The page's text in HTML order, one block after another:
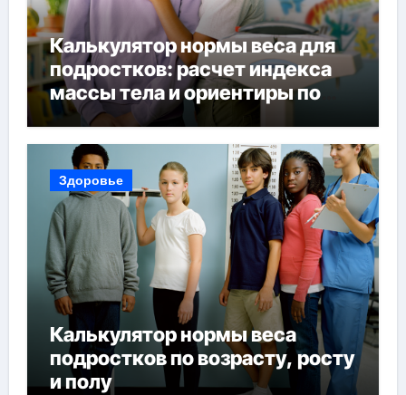
Калькулятор нормы веса для
подростков: расчет индекса
массы тела и ориентиры по
возрасту, росту и полу
Здоровье
Калькулятор нормы веса
подростков по возрасту, росту
и полу